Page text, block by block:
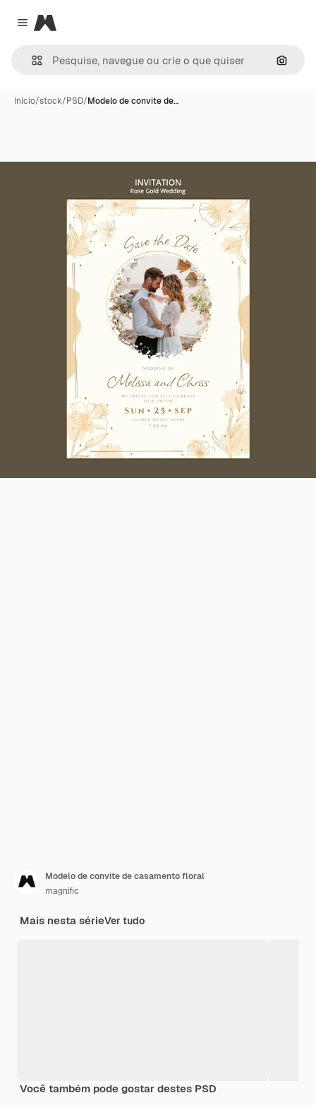
Close menu
Magnific
Início/stock/PSD/Modelo de convite de…
Modelo de convite de casamento floral
magnific
Mais nesta sérieVer tudo
Você também pode gostar destes PSD